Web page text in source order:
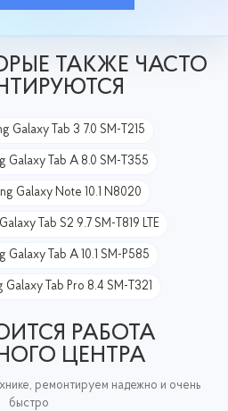
ТАКЖЕ ЧАСТО
Galaxy Tab 3 7.0 SM-T215
Galaxy Tab A 8.0 SM-T355
Galaxy Note 10.1 N8020
Tab S2 9.7 SM-T819 LTE
Galaxy Tab A 10.1 SM-P585
Galaxy Tab Pro 8.4 SM-T321
РАБОТА
ЦЕНТРА
ремонтируем надежно и очень
быстро